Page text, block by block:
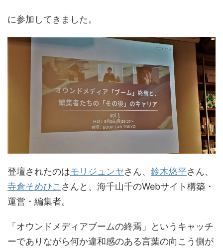
に参加してきました。
登壇されたのはモリジュンヤさん、 鈴木悠平さん、
寺倉そめひこ さんと、海千山千のWebサイト構築・
運営・編集者。
「オウンドメディアブームの終焉」というキャッチ
ーでありながら何か違和感のある言葉の向こう側が